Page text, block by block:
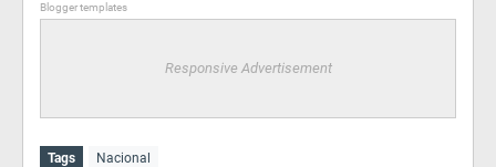
Blogger templates
Responsive Advertisement
Tags Nacional